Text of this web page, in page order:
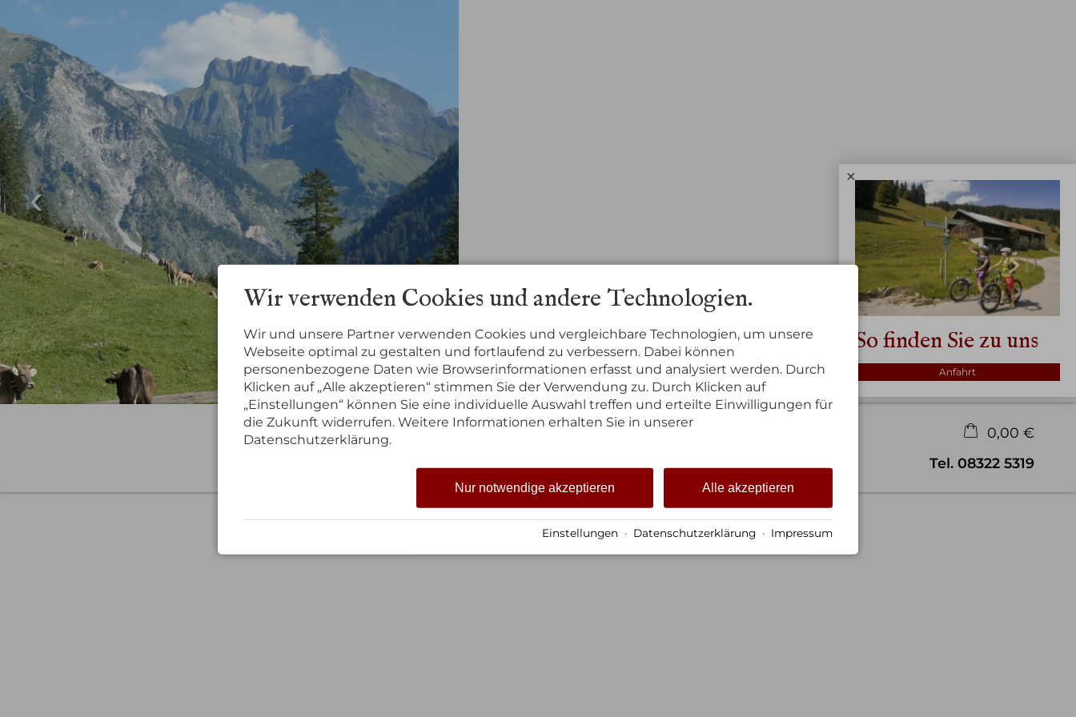
21. bis 28. August 2 Erwachsene
Tel. 08322 5319
0,00 €
×
Warenkorb ist leer
×
So finden Sie zu uns
Anfahrt
Wir verwenden Cookies und andere Technologien.
Wir und unsere Partner verwenden Cookies und vergleichbare Technologien, um unsere
Webseite optimal zu gestalten und fortlaufend zu verbessern. Dabei können
personenbezogene Daten wie Browserinformationen erfasst und analysiert werden. Durch
Klicken auf „Alle akzeptieren“ stimmen Sie der Verwendung zu. Durch Klicken auf
„Einstellungen“ können Sie eine individuelle Auswahl treffen und erteilte Einwilligungen für
die Zukunft widerrufen. Weitere Informationen erhalten Sie in unserer
Datenschutzerklärung.
Alle akzeptieren
Nur notwendige akzeptieren
Einstellungen · Datenschutzerklärung · Impressum